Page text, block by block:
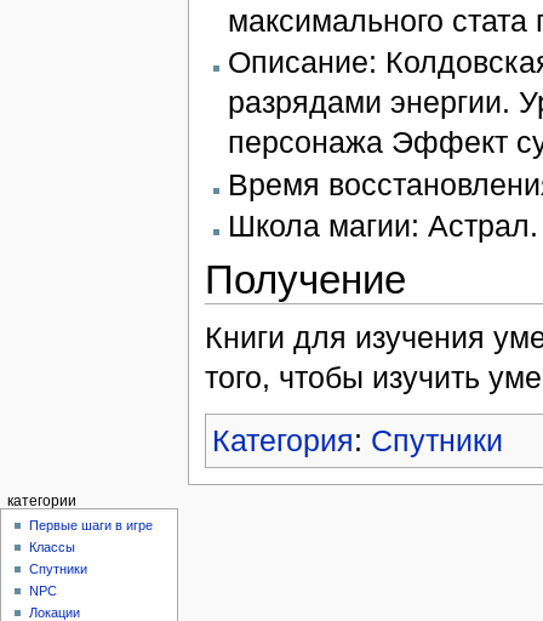
максимального
Описание:
разрядами энергии.
персонажа Эффект
Время
Школа магии: Астрал.
Получение
Книги для изучения
того, чтобы изучить
Категория: Спутники
категории
Первые шаги в игре
Классы
Спутники
NPC
Локации